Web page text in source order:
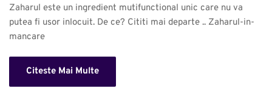
Zaharul este un ingredient mutifunctional unic care nu va
putea fi usor inlocuit. De ce? Cititi mai departe .. Zaharul-in-
mancare
Citeste Mai Multe